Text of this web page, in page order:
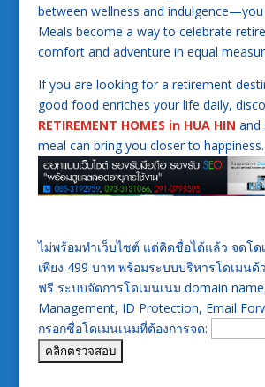
between wellness and
Meals become a way to celebrate
comfort and adventure in equal
If you are looking for a retirement
good food enriches your life daily,
RETIREMENT HOMES in HUA HIN and
meal can bring you closer to happiness.
ไม่พร้อมทำเว็บไซต์ แต่คิดชื่อได้แล้ว จดโด
เพียง 499 บาท พร้อมระบบบริหารโดเมนด้
ฟรี ระบบจัดการโดเมนเนม domain
Management, ID Protection, Email
กรอกชื่อโดเมนเนมที่ต้องการจด: